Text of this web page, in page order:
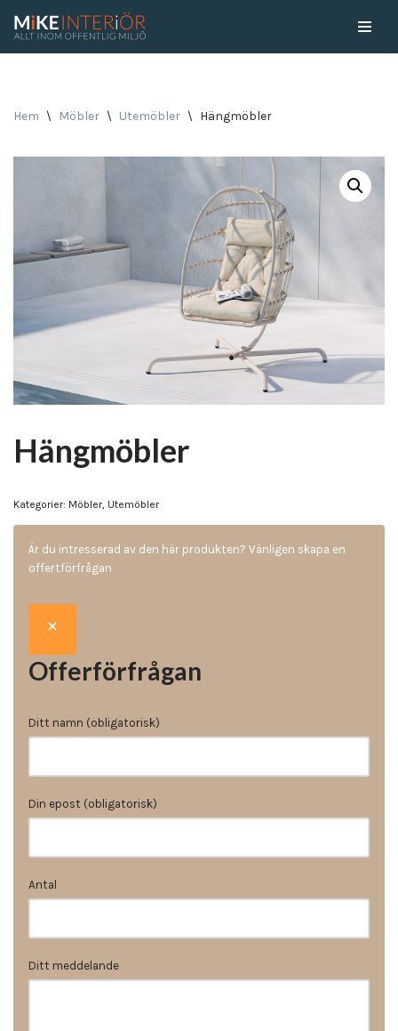
Hem \ Möbler \ Utemöbler \ Hängmöbler
Hängmöbler
Kategorier: Möbler, Utemöbler
Är du intresserad av den här produkten? Vänligen skapa en
offertförfrågan
Offerförfrågan
Ditt namn (obligatorisk)
Din epost (obligatorisk)
Antal
Ditt meddelande